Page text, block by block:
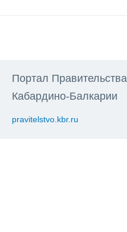
Портал Правительства
Кабардино-Балкарии
pravitelstvo.kbr.ru